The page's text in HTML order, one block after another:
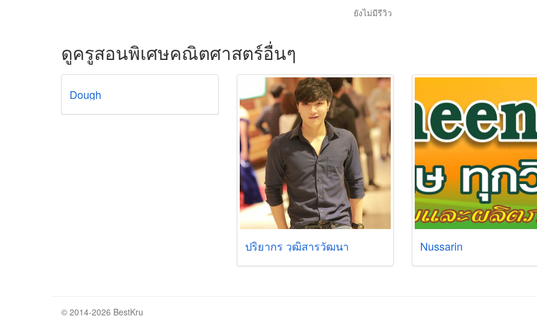
ยังไม่มีรีวิว
ดูครูสอนพิเศษคณิตศาสตร์อื่นๆ
Dough
ปริยากร วุฒิสารวัฒนา Nussarin
© 2014-2026 BestKru